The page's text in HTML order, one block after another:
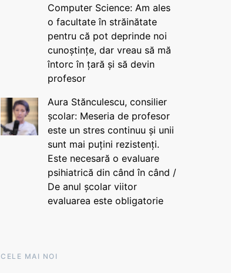
Computer Science: Am ales
o facultate în străinătate
pentru că pot deprinde noi
cunoștințe, dar vreau să mă
întorc în țară și să devin
profesor
Aura Stănculescu, consilier
școlar: Meseria de profesor
este un stres continuu și unii
sunt mai puțini rezistenți.
Este necesară o evaluare
psihiatrică din când în când /
De anul școlar viitor
evaluarea este obligatorie
CELE MAI NOI